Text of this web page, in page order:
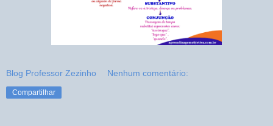
Blog Professor Zezinho Nenhum comentário:
Compartilhar